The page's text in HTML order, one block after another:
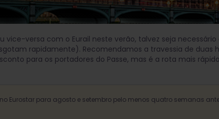
vice-versa com o Eurail neste verão, talvez seja
rapidamente). Recomendamos a travessia de duas
para os portadores do Passe, mas é a rota mais
Eurostar para agosto e setembro pelo menos quatro semanas